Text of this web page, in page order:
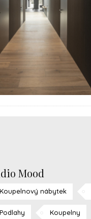
Mood
Koupelnový nábytek
Podlahy Koupelny